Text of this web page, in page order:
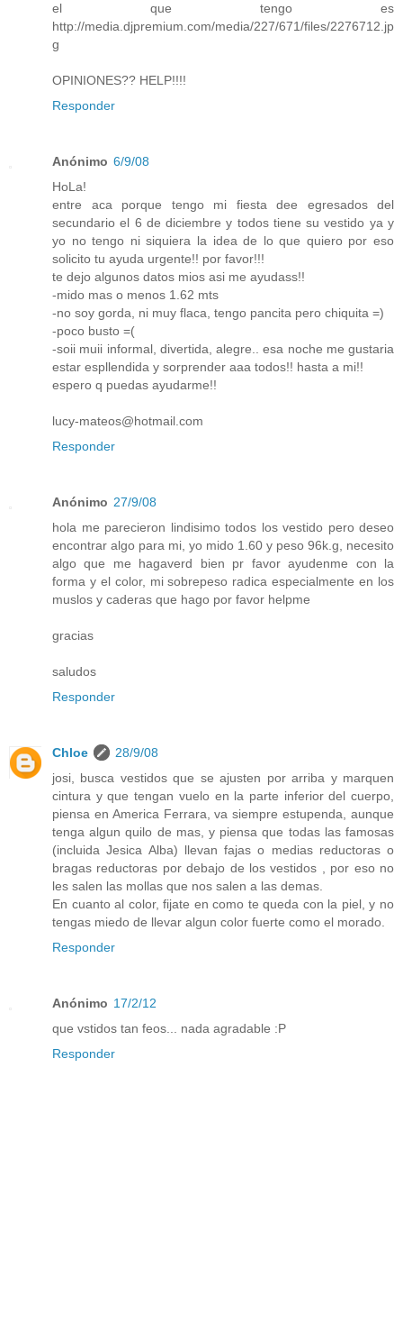
el que tengo es
http://media.djpremium.com/media/227/671/files/2276712.jp
g
OPINIONES?? HELP!!!!
Responder
Anónimo 6/9/08
HoLa!
entre aca porque tengo mi fiesta dee egresados del
secundario el 6 de diciembre y todos tiene su vestido ya y
yo no tengo ni siquiera la idea de lo que quiero por eso
solicito tu ayuda urgente!! por favor!!!
te dejo algunos datos mios asi me ayudass!!
-mido mas o menos 1.62 mts
-no soy gorda, ni muy flaca, tengo pancita pero chiquita =)
-poco busto =(
-soii muii informal, divertida, alegre.. esa noche me gustaria
estar espllendida y sorprender aaa todos!! hasta a mi!!
espero q puedas ayudarme!!
lucy-mateos@hotmail.com
Responder
Anónimo 27/9/08
hola me parecieron lindisimo todos los vestido pero deseo
encontrar algo para mi, yo mido 1.60 y peso 96k.g, necesito
algo que me hagaverd bien pr favor ayudenme con la
forma y el color, mi sobrepeso radica especialmente en los
muslos y caderas que hago por favor helpme
gracias
saludos
Responder
Chloe
28/9/08
josi, busca vestidos que se ajusten por arriba y marquen
cintura y que tengan vuelo en la parte inferior del cuerpo,
piensa en America Ferrara, va siempre estupenda, aunque
tenga algun quilo de mas, y piensa que todas las famosas
(incluida Jesica Alba) llevan fajas o medias reductoras o
bragas reductoras por debajo de los vestidos , por eso no
les salen las mollas que nos salen a las demas.
En cuanto al color, fijate en como te queda con la piel, y no
tengas miedo de llevar algun color fuerte como el morado.
Responder
Anónimo 17/2/12
que vstidos tan feos... nada agradable :P
Responder